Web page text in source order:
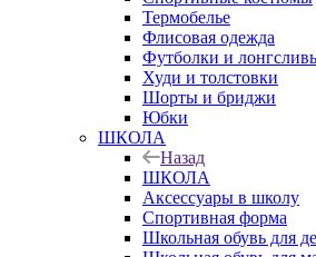
Термобелье
Флисовая одежда
Футболки и
Худи и толстовки
Шорты и бриджи
Юбки
ШКОЛА
Назад
ШКОЛА
Аксессуары в школу
Спортивная форма
Школьная обувь для